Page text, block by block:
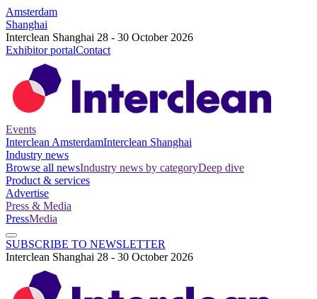
Amsterdam
Shanghai
Interclean Shanghai 28 - 30 October 2026
Exhibitor portalContact
Events
Interclean AmsterdamInterclean Shanghai
Industry news
Browse all newsIndustry news by categoryDeep dive
Product & services
Advertise
Press & Media
PressMedia
SUBSCRIBE TO NEWSLETTER
Interclean Shanghai 28 - 30 October 2026